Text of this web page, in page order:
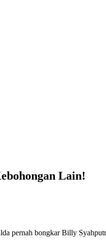
Lain!
pernah bongkar Billy